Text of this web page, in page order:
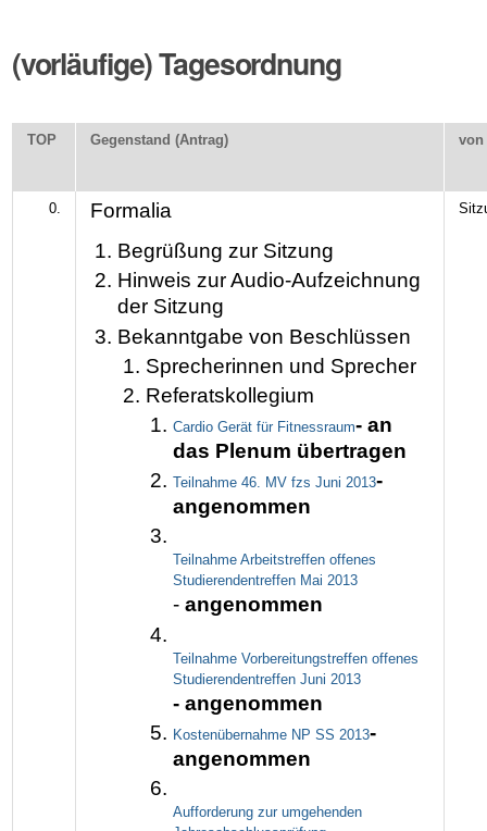
(vorläufige) Tagesordnung
TOP Gegenstand (Antrag) von
0.
Formalia
Begrüßung zur Sitzung
Hinweis zur Audio-Aufzeichnung
der Sitzung
Bekanntgabe von Beschlüssen
Sprecherinnen und Sprecher
Referatskollegium
Cardio Gerät für Fitnessraum- an
das Plenum übertragen
Teilnahme 46. MV fzs Juni 2013-
angenommen
Teilnahme Arbeitstreffen offenes
Studierendentreffen Mai 2013
-angenommen
Teilnahme Vorbereitungstreffen offenes
Studierendentreffen Juni 2013
- angenommen
Kostenübernahme NP SS 2013-
angenommen
Aufforderung zur umgehenden